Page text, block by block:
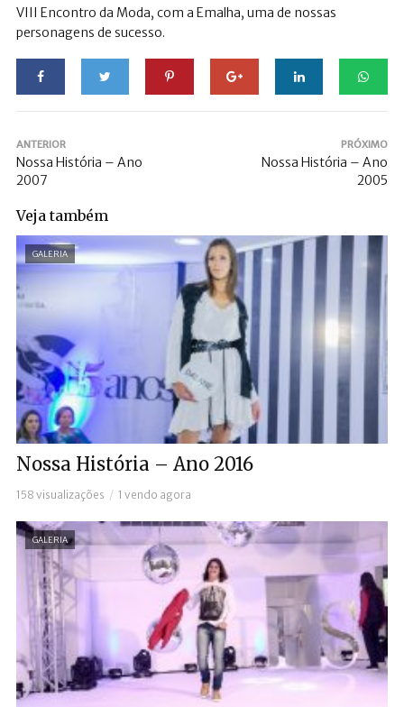
VIII Encontro da Moda, com a Emalha, uma de nossas
personagens de sucesso.
ANTERIOR
Nossa História – Ano
2007
PRÓXIMO
Nossa História – Ano
2005
Veja também
GALERIA
Nossa História – Ano 2016
158 visualizações 1 vendo agora
GALERIA